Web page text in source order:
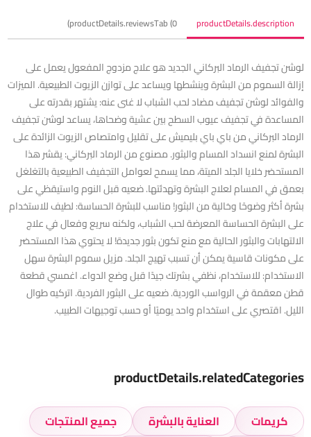
productDetails.description
productDetails.reviewsTab (0)
لوشن تجفيف الرماد البركاني الجديد هو علاج مزدوج المفعول يعمل على
إزالة السموم من البشرة وينشطها ويساعد على توازن الزيوت الطبيعية. الميزات
والفوائد لوشن تجفيف مضاد لحب الشباب لا غنى عنه: يشتهر بقدرته على
المساعدة في تجفيف عيوب السطح بين عشية وضحاها، يساعد لوشن تجفيف
الرماد البركاني من باي باي بليميش على تقليل وامتصاص الزيوت الزائدة على
البشرة لمنع انسداد المسام والبثور. مصنوع من الرماد البركاني: يقشر هذا
المستحضر خلايا الجلد الميتة، مما يسمح لعوامل التجفيف الطبيعية بالتغلغل
بعمق في المسام لعلاج البشرة وتهدئتها. ضعيه قبل النوم واستيقظي على
بشرة أكثر وضوحًا وخالية من البثور! مناسب للبشرة الحساسة: لطيف للاستخدام
على البشرة الحساسة المعرضة لحب الشباب، ولكنه سريع وفعال في علاج
الالتهابات والبثور الحالية مع منع تكون بثور جديدة! لا يحتوي هذا المستحضر
على مكونات قاسية يمكن أن تسبب تهيج الجلد. مزيل سموم البشرة سهل
الاستخدام: للاستخدام، نظفي بشرتك جيدًا قبل وضع الدواء. اغمسي قطعة
قطن معقمة في الرواسب الوردية. ضعيه على البثور الفردية. اتركيه طوال
الليل. اقتصري على استخدام واحد يوميًا أو حسب توجيهات الطبيب.
productDetails.relatedCategories
كريمات العناية بالبشرة جميع المنتجات